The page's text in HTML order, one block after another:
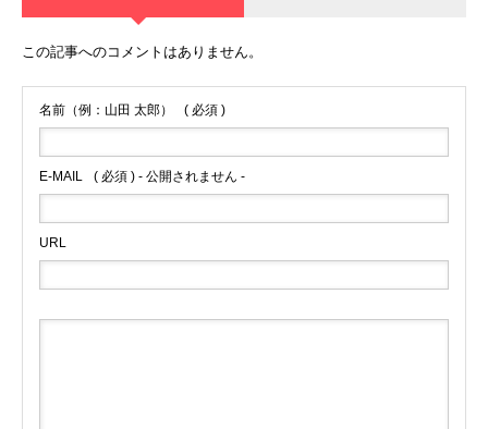
この記事へのコメントはありません。
名前（例：山田 太郎） ( 必須 )
E-MAIL ( 必須 ) - 公開されません -
URL